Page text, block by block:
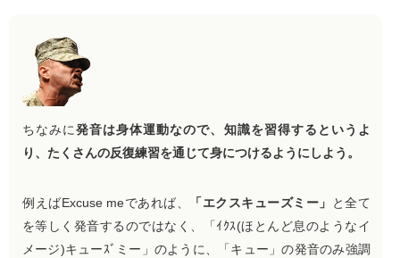
ちなみに発音は身体運動なので、知識を習得するというよ
り、たくさんの反復練習を通じて身につけるようにしよう。
例えばExcuse meであれば、 「エクスキューズミー」
と全て
を等しく発音するのではなく、「ｲｸｽ(ほとんど息のようなイ
メージ)キューｽﾞミー」のように、「キュー」の発音のみ強調